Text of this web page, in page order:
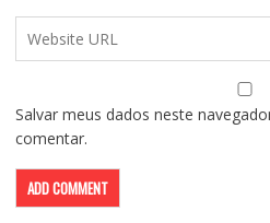
Salvar meus dados neste
comentar.